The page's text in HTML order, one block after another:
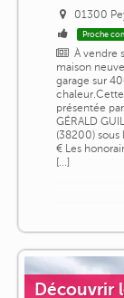
01300
Proche
À vendre
maison
garage sur
présentée
GÉRALD
(38200)
€ Les
[...]
Découvrir